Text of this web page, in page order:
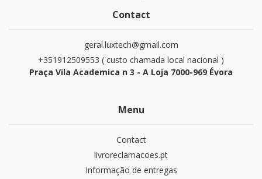
Contact
geral.luxtech@gmail.com
+351912509553 ( custo chamada local nacional )
Praça Vila Academica n 3 - A Loja 7000-969 Évora
Menu
Contact
livroreclamacoes.pt
Informação de entregas